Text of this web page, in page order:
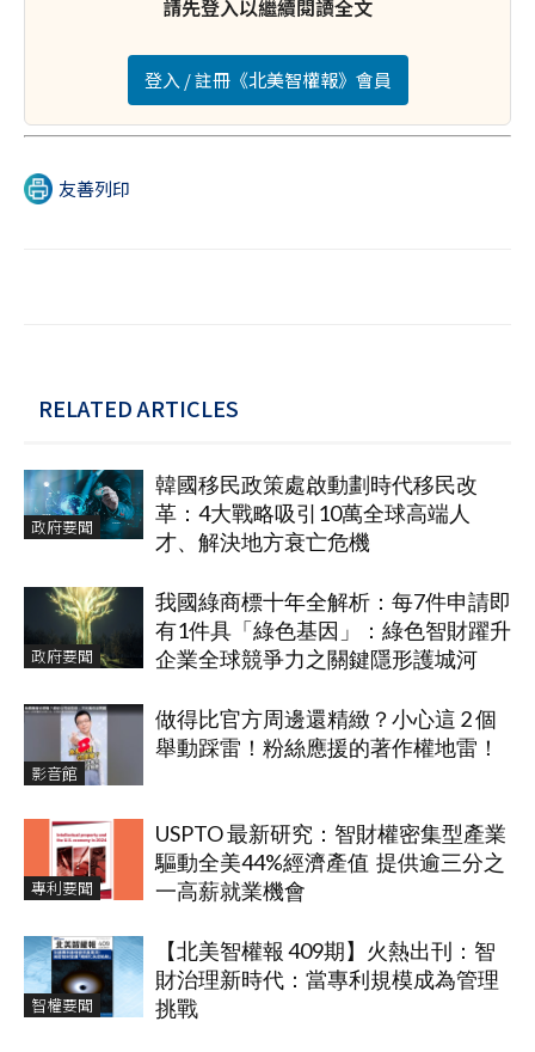
請先登入以繼續閱讀全文
登入 / 註冊《北美智權報》會員
友善列印
RELATED ARTICLES
政府要聞
韓國移民政策處啟動劃時代移民改
革：4大戰略吸引10萬全球高端人
才、解決地方衰亡危機
政府要聞
我國綠商標十年全解析：每7件申請即
有1件具「綠色基因」：綠色智財躍升
企業全球競爭力之關鍵隱形護城河
影音館
做得比官方周邊還精緻？小心這 2 個
舉動踩雷！粉絲應援的著作權地雷！
專利要聞
USPTO 最新研究：智財權密集型產業
驅動全美44%經濟產值 提供逾三分之
一高薪就業機會
智權要聞
【北美智權報 409期】火熱出刊：智
財治理新時代：當專利規模成為管理
挑戰